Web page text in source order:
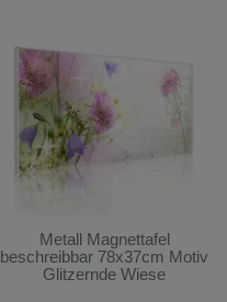
Metall Magnettafel
beschreibbar 78x37cm Motiv
Glitzernde Wiese